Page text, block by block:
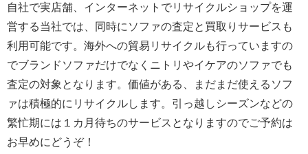
自社で実店舗、インターネットでリサイクルショップを運
営する当社では、同時にソファの査定と買取りサービスも
利用可能です。海外への貿易リサイクルも行っていますの
でブランドソファだけでなくニトリやイケアのソファでも
査定の対象となります。価値がある、まだまだ使えるソフ
ァは積極的にリサイクルします。引っ越しシーズンなどの
繁忙期には１カ月待ちのサービスとなりますのでご予約は
お早めにどうぞ！